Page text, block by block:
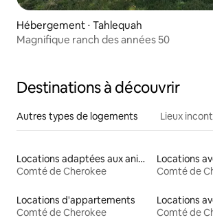
Hébergement ⋅ Tahlequah
Magnifique ranch des années 50
Destinations à découvrir
Autres types de logements Lieux
Locations adaptées aux animaux
Comté de Cherokee
Locations
Comté de
Locations d'appartements
Comté de Cherokee
Locations
Comté de